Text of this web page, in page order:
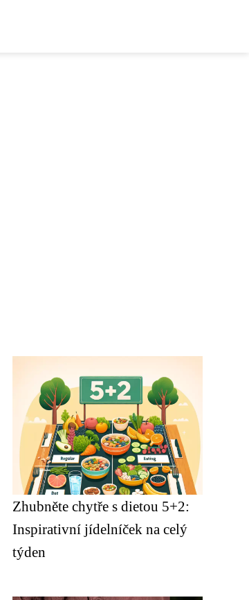
Zhubněte chytře s dietou 5+2:
Inspirativní jídelníček na celý
týden